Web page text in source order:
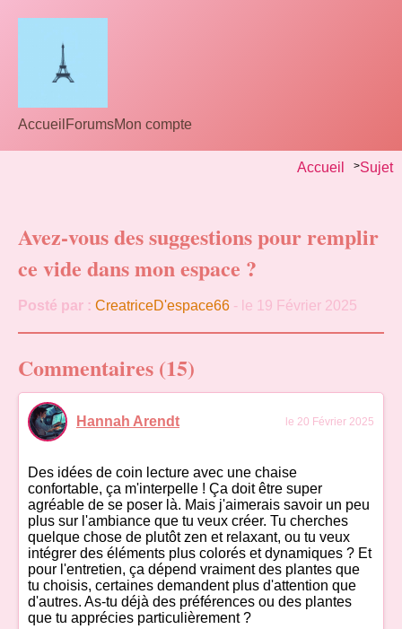
Accueil ForumsMon compte
Accueil >Sujet
Avez-vous des suggestions pour remplir
ce vide dans mon espace ?
Posté par : CreatriceD'espace66 - le 19 Février 2025
Commentaires (15)
Hannah Arendt le 20 Février 2025
Des idées de coin lecture avec une chaise
confortable, ça m'interpelle ! Ça doit être super
agréable de se poser là. Mais j'aimerais savoir un peu
plus sur l'ambiance que tu veux créer. Tu cherches
quelque chose de plutôt zen et relaxant, ou tu veux
intégrer des éléments plus colorés et dynamiques ? Et
pour l'entretien, ça dépend vraiment des plantes que
tu choisis, certaines demandent plus d'attention que
d'autres. As-tu déjà des préférences ou des plantes
que tu apprécies particulièrement ?